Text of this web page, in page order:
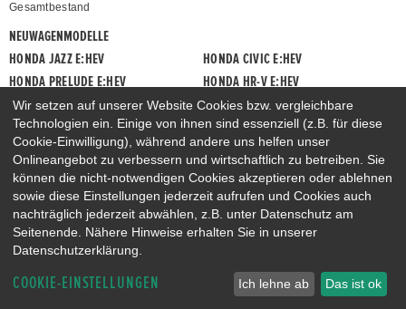
Gesamtbestand
NEUWAGENMODELLE
HONDA JAZZ E:HEV
HONDA CIVIC E:HEV
HONDA PRELUDE E:HEV
HONDA HR-V E:HEV
HONDA ZR-V E:HEV
HONDA CR-V E:HEV & E:PHEV
Wir setzen auf unserer Website Cookies bzw. vergleichbare
Technologien ein. Einige von ihnen sind essenziell (z.B. für diese
Cookie-Einwilligung), während andere uns helfen unser
Onlineangebot zu verbessern und wirtschaftlich zu betreiben. Sie
können die nicht-notwendigen Cookies akzeptieren oder ablehnen
sowie diese Einstellungen jederzeit aufrufen und Cookies auch
nachträglich jederzeit abwählen, z.B. unter Datenschutz am
Seitenende. Nähere Hinweise erhalten Sie in unserer
Datenschutzerklärung.
COOKIE-EINSTELLUNGEN Ich lehne ab Das ist ok